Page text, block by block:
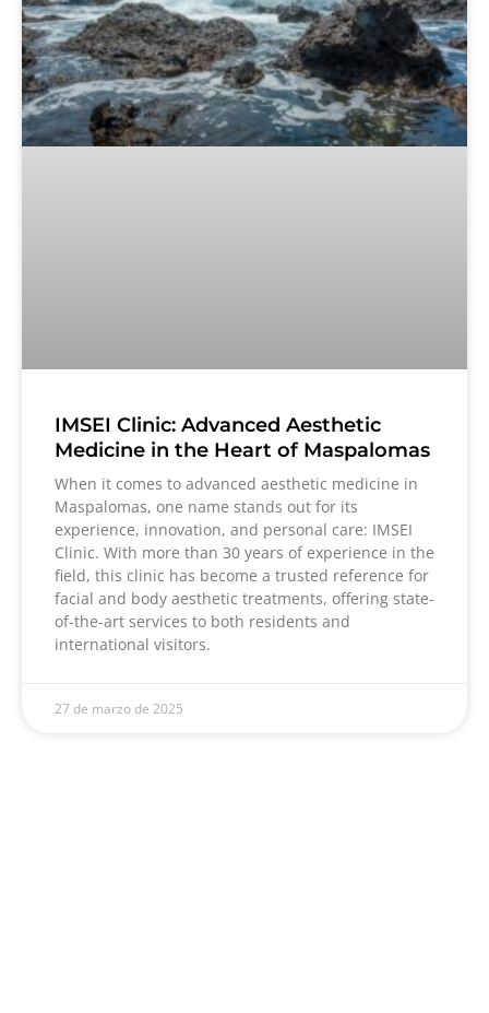
IMSEI Clinic: Advanced Aesthetic
Medicine in the Heart of Maspalomas
When it comes to advanced aesthetic medicine in
Maspalomas, one name stands out for its
experience, innovation, and personal care: IMSEI
Clinic. With more than 30 years of experience in the
field, this clinic has become a trusted reference for
facial and body aesthetic treatments, offering state-
of-the-art services to both residents and
international visitors.
27 de marzo de 2025